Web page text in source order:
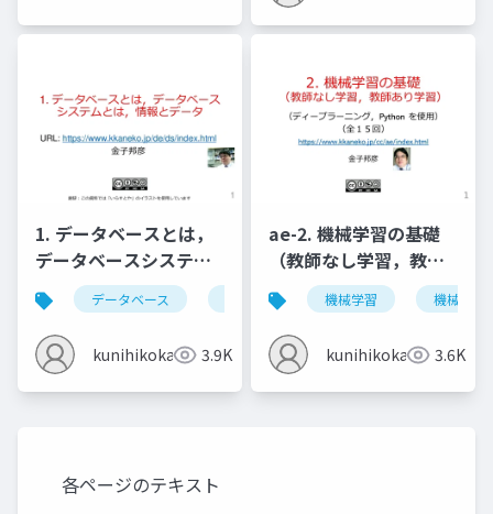
1. データベースとは，
データベースシステム
とは，情報とデータ
データベース データベースシステム 情報とデータ
kunihikokaneko3.9K
ae-2. 機械学習の基礎
（教師なし学習，教師
あり学習）
機械学習 機械学習
kunihikokaneko3.6K
各ページのテキスト